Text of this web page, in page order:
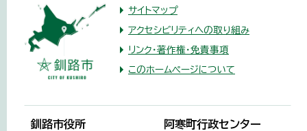
サイトマップ
アクセシビリティへの取り組み
リンク・著作権・免責事項
このホームページについて
釧路市役所 阿寒町行政センター